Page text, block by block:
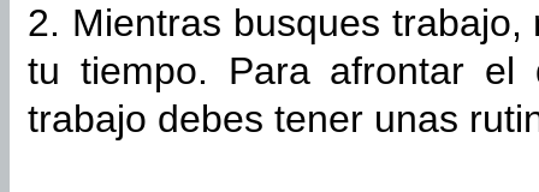
2. Mientras busques
tu tiempo. Para afrontar el
trabajo debes tener unas